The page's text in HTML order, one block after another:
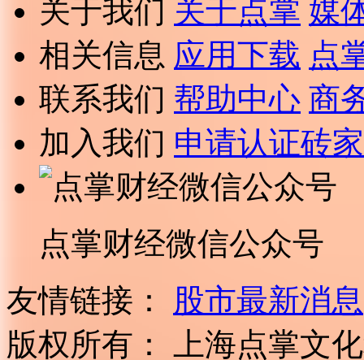
关于我们 关于点掌 媒
相关信息 应用下载 点
联系我们 帮助中心 商
加入我们 申请认证砖家
点掌财经微信公众号
友情链接：
股市最新消息
版权所有：
上海点掌文